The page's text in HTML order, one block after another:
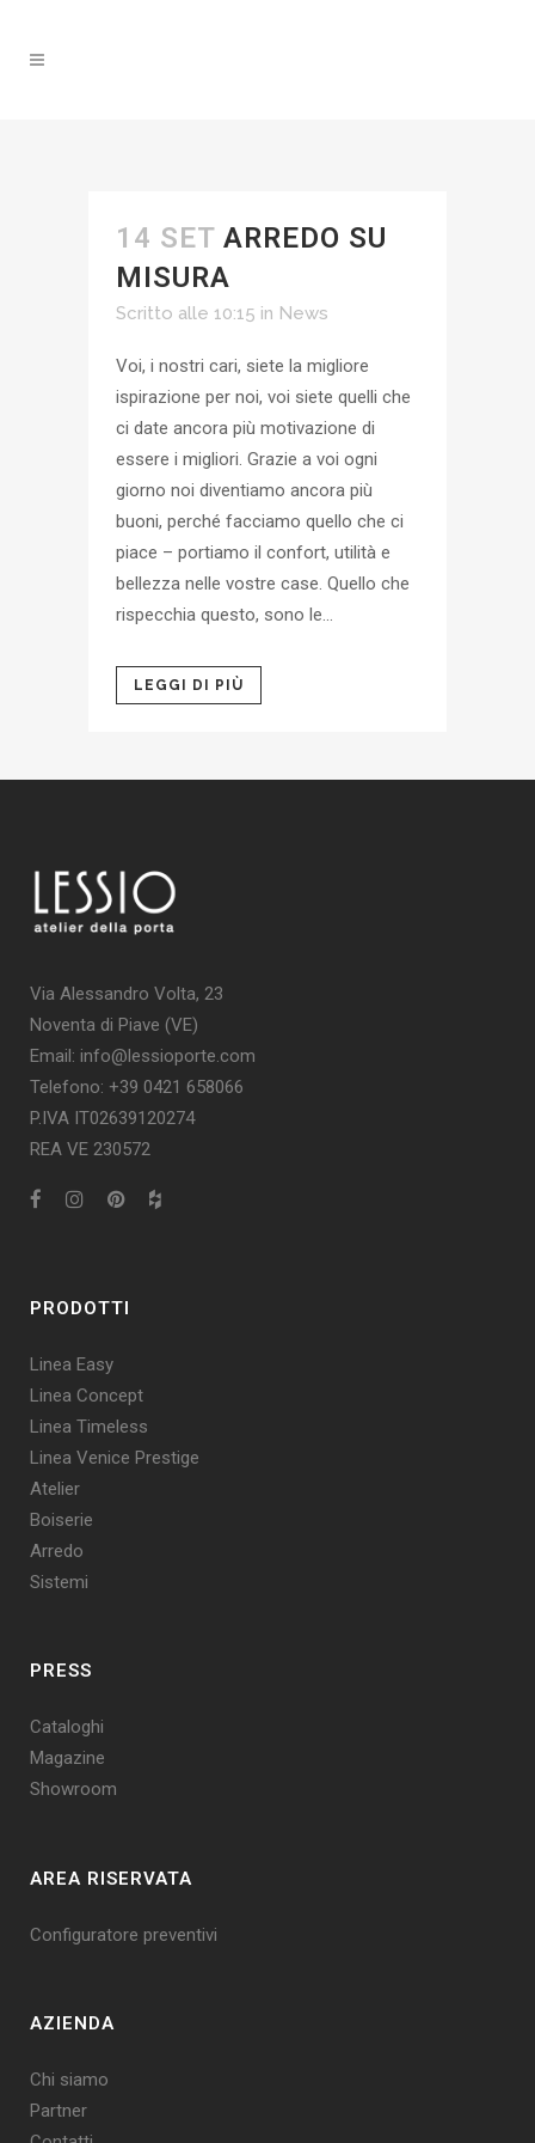
14 SET ARREDO SU
MISURA
Scritto alle 10:15 in News
Voi, i nostri cari, siete la migliore
ispirazione per noi, voi siete quelli che
ci date ancora più motivazione di
essere i migliori. Grazie a voi ogni
giorno noi diventiamo ancora più
buoni, perché facciamo quello che ci
piace – portiamo il confort, utilità e
bellezza nelle vostre case. Quello che
rispecchia questo, sono le...
LEGGI DI PIÙ
Via Alessandro Volta, 23
Noventa di Piave (VE)
Email: info@lessioporte.com
Telefono: +39 0421 658066
P.IVA IT02639120274
REA VE 230572
PRODOTTI
Linea Easy
Linea Concept
Linea Timeless
Linea Venice Prestige
Atelier
Boiserie
Arredo
Sistemi
PRESS
Cataloghi
Magazine
Showroom
AREA RISERVATA
Configuratore preventivi
AZIENDA
Chi siamo
Partner